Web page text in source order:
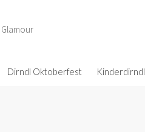
Dirndl Oktoberfest Kinderdirndl